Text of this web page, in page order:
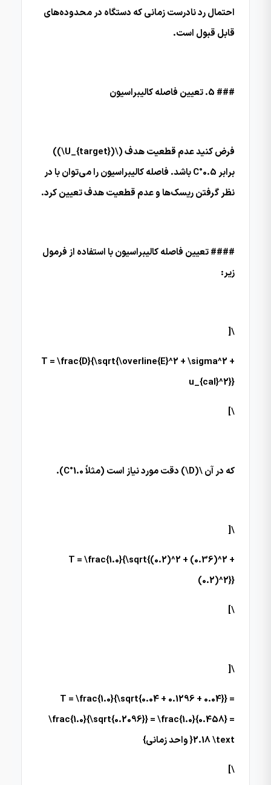
احتمال رد نادرست زمانی که دستگاه در محدوده‌های
قابل قبول است.
### 5. تعیین فاصله کالیبراسیون
فرض کنید عدم قطعیت هدف (\(U_{target}\))
برابر 0.5°C باشد. فاصله کالیبراسیون را می‌توان با در
نظر گرفتن ریسک‌ها و عدم قطعیت هدف تعیین کرد.
#### تعیین فاصله کالیبراسیون با استفاده از فرمول
زیر:
\[
T = \frac{D}{\sqrt{\overline{E}^2 + \sigma^2 +
u_{cal}^2}}
\]
که در آن \(D\) دقت مورد نیاز است (مثلاً 1.0°C).
\[
T = \frac{1.0}{\sqrt{(0.2)^2 + (0.36)^2 +
(0.2)^2}}
\]
\[
T = \frac{1.0}{\sqrt{0.04 + 0.1296 + 0.04}} =
\frac{1.0}{\sqrt{0.2096}} = \frac{1.0}{0.458} =
2.18 \text{ واحد زمانی}
\]